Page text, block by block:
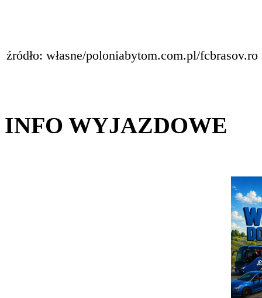
źródło: własne/poloniabytom.com.pl/fcbrasov.ro
INFO WYJAZDOWE